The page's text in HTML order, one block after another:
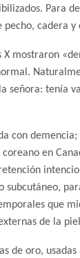
Para
cadera y
mostraron
tenía
con
en
subcutáneo,
que
de la
de oro,